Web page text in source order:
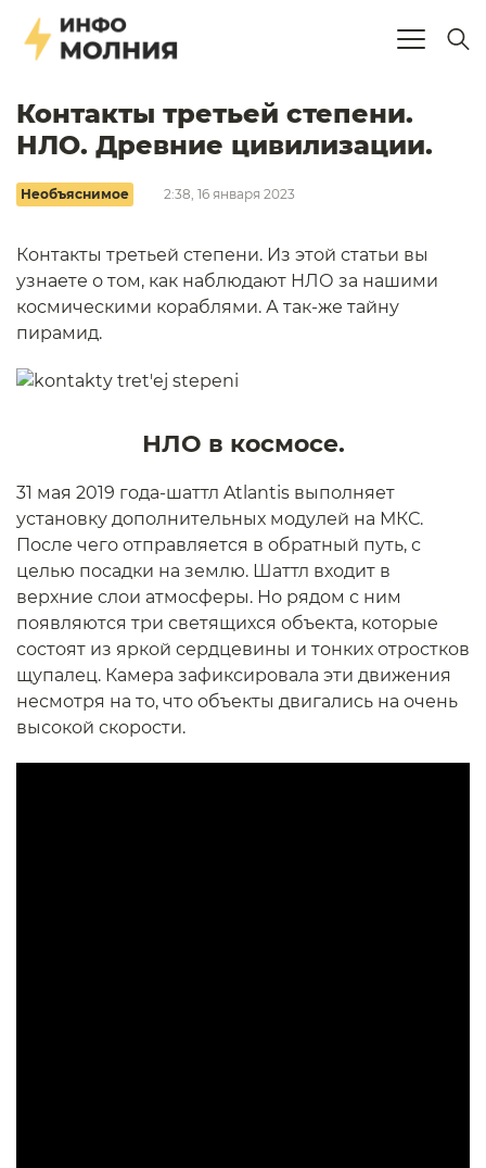
Контакты третьей степени.
НЛО. Древние цивилизации.
Необъяснимое 2:38, 16 января 2023
Контакты третьей степени. Из этой статьи вы
узнаете о том, как наблюдают НЛО за нашими
космическими кораблями. А так-же тайну
пирамид.
НЛО в космосе.
31 мая 2019 года-шаттл Atlantis выполняет
установку дополнительных модулей на МКС.
После чего отправляется в обратный путь, с
целью посадки на землю. Шаттл входит в
верхние слои атмосферы. Но рядом с ним
появляются три светящихся объекта, которые
состоят из яркой сердцевины и тонких отростков
щупалец. Камера зафиксировала эти движения
несмотря на то, что объекты двигались на очень
высокой скорости.